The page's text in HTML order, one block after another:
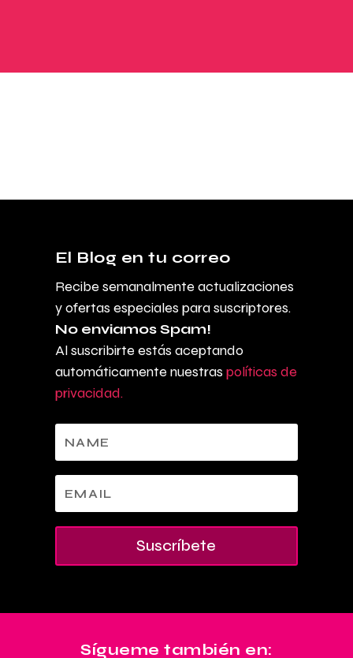
El Blog en tu correo
Recibe semanalmente actualizaciones
y ofertas especiales para suscriptores.
No enviamos Spam!
Al suscribirte estás aceptando
automáticamente nuestras políticas de
privacidad.
Suscríbete
Sígueme también en: